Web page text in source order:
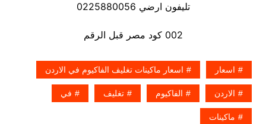
تليفون ارضي 0225880056
002 كود مصر قبل الرقم
اسعار اسعار ماكينات تغليف الفاكيوم في الاردن
الاردن الفاكيوم تغليف في
ماكينات